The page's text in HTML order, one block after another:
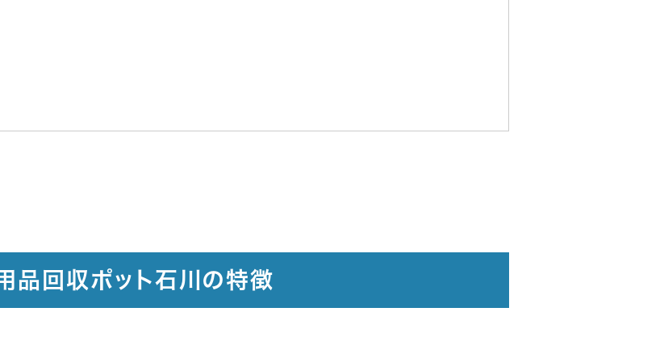
品回収ポット石川の特徴